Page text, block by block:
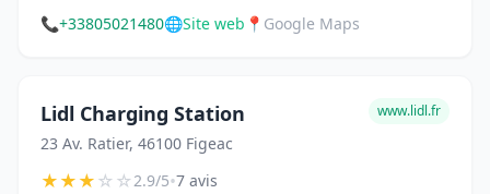
📞+33805021480🌐Site web 📍 Google Maps
Lidl Charging Station
23 Av. Ratier, 46100 Figeac
www.lidl.fr
★★★☆☆2.9/5•7 avis